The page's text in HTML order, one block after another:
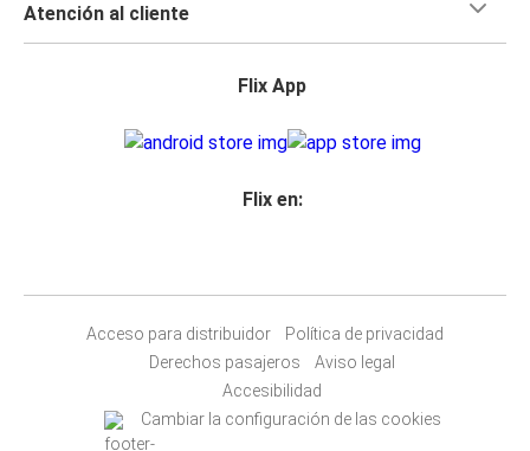
Atención al cliente
Flix App
Flix en:
Acceso para distribuidor
Política de privacidad
Derechos pasajeros
Aviso legal
Accesibilidad
Cambiar la configuración de las cookies